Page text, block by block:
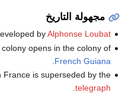
مجهولة التاريخ
byAlphonse Loubat
colony opens in the colony of
French Guiana
is superseded by the
telegraph
.